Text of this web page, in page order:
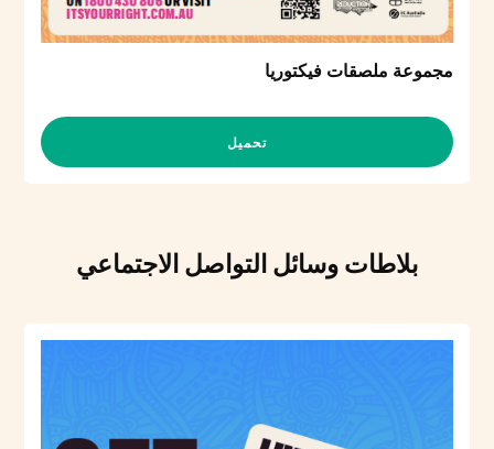
مجموعة ملصقات فيكتوريا
تحميل
بلاطات وسائل التواصل الاجتماعي